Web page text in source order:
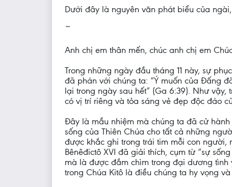
Dưới đây là nguyên văn phát biểu của
~
Anh chị em thân mến, chúc anh chị em
Trong những ngày đầu tháng 11 này, sự
đã phán với chúng ta: “Ý muốn của Đấng
lại trong ngày sau hết” (Ga 6:39). Như
có vị trí riêng và tỏa sáng vẻ đẹp độc đáo
Đây là mầu nhiệm mà chúng ta đã cử hành
sống của Thiên Chúa cho tất cả những
được khắc ghi trong trái tim mỗi con
Bênêđictô XVI đã giải thích, cụm từ “sự
mà là được đắm chìm trong đại dương tình
trong Chúa Kitô là điều chúng ta hy vọng